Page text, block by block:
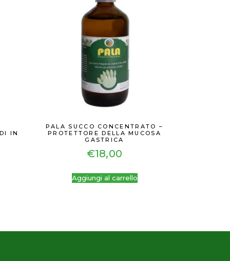
IN
PALA SUCCO CONCENTRATO –
PROTETTORE DELLA MUCOSA
GASTRICA
€18,00
Aggiungi al carrello